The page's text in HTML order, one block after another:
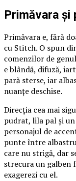
Primăvara și
Primăvara e, fără
cu Stitch. O spun
comenzilor de
e blândă, difuză,
pară sterse, iar
nuanțe deschise.
Direcția cea mai
pudrat, lila pal și un
personajul de
punte între
care nu strigă, dar
strecura un galben
exagerezi cu el.